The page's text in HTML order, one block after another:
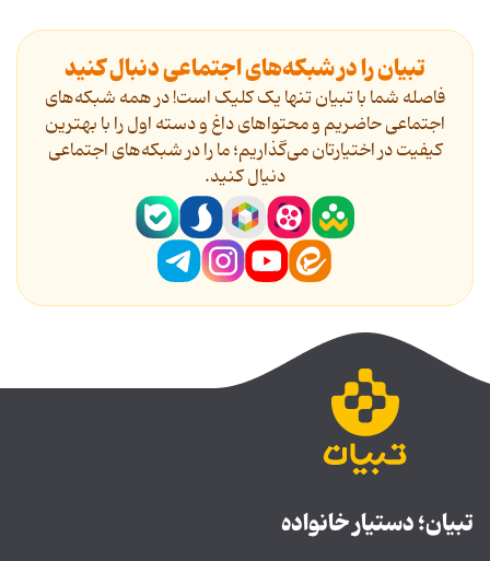
تبیان را در شبکه‌های اجتماعی دنبال کنید
فاصله شما با تبیان تنها یک کلیک است! در همه شبکه‌های
اجتماعی حاضریم و محتواهای داغ و دسته اول را با بهترین
کیفیت در اختیارتان می‌گذاریم؛ ما را در شبکه‌های اجتماعی
دنیال کنید.
تبیان؛ دستیار خانواده